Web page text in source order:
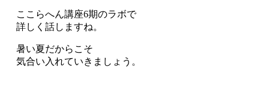
ここらへん講座6期のラボで
詳しく話しますね。
暑い夏だからこそ
気合い入れていきましょう。